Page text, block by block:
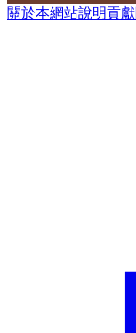
關於本網站說明貢獻